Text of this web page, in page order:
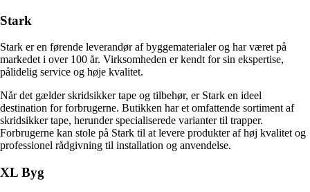
Stark
Stark er en førende leverandør af byggematerialer og har været på
markedet i over 100 år. Virksomheden er kendt for sin ekspertise,
pålidelig service og høje kvalitet.
Når det gælder skridsikker tape og tilbehør, er Stark en ideel
destination for forbrugerne. Butikken har et omfattende sortiment af
skridsikker tape, herunder specialiserede varianter til trapper.
Forbrugerne kan stole på Stark til at levere produkter af høj kvalitet og
professionel rådgivning til installation og anvendelse.
XL Byg